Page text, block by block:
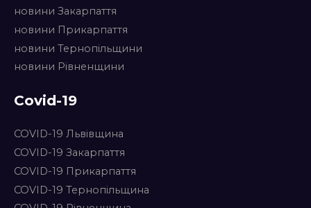
новини Закарпаття
новини Прикарпаття
новини Тернопільщини
новини Рівненщини
Covid-19
COVID-19 Львівщина
COVID-19 Закарпаття
COVID-19 Прикарпаття
COVID-19 Тернопільщина